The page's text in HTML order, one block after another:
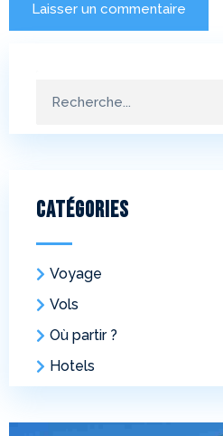
Catégories
Voyage
Vols
Où partir ?
Hotels